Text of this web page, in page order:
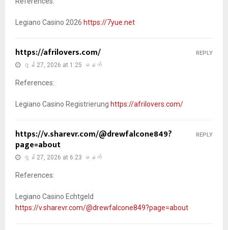
Legiano Casino 2026 https://7yue.net
https://afrilovers.com/
ဇွန် 27, 2026 at 1:25 မနက်
References:
Legiano Casino Registrierung https://afrilovers.com/
REPLY
https://v.sharevr.com/@drewfalcone849?
page=about
ဇွန် 27, 2026 at 6:23 မနက်
References:
Legiano Casino Echtgeld
https://v.sharevr.com/@drewfalcone849?page=about
REPLY